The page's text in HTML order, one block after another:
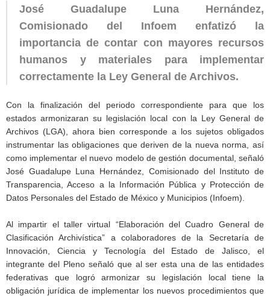
José Guadalupe Luna Hernández,
Comisionado del Infoem enfatizó la
importancia de contar con mayores recursos
humanos y materiales para implementar
correctamente la Ley General de Archivos.
Con la finalización del periodo correspondiente para que los
estados armonizaran su legislación local con la Ley General de
Archivos (LGA), ahora bien corresponde a los sujetos obligados
instrumentar las obligaciones que deriven de la nueva norma, así
como implementar el nuevo modelo de gestión documental, señaló
José Guadalupe Luna Hernández, Comisionado del Instituto de
Transparencia, Acceso a la Información Pública y Protección de
Datos Personales del Estado de México y Municipios (Infoem).
Al impartir el taller virtual “Elaboración del Cuadro General de
Clasificación Archivística” a colaboradores de la Secretaría de
Innovación, Ciencia y Tecnología del Estado de Jalisco, el
integrante del Pleno señaló que al ser esta una de las entidades
federativas que logró armonizar su legislación local tiene la
obligación jurídica de implementar los nuevos procedimientos que